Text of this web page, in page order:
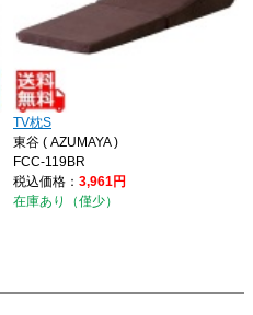
TV枕S
東谷 ( AZUMAYA )
FCC-119BR
税込価格： 3,961円
在庫あり（僅少）